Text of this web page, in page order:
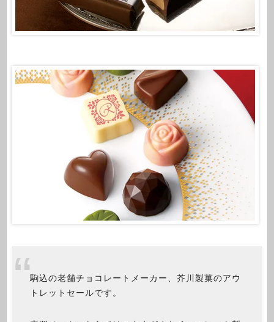
駒込の老舗チョコレートメーカー、芥川製菓のアウ
トレットセールです。